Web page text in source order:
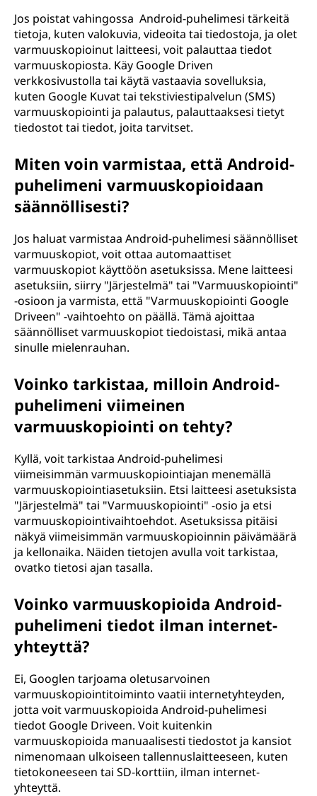
Jos poistat vahingossa Android-puhelimesi tärkeitä
tietoja, kuten valokuvia, videoita tai tiedostoja, ja olet
varmuuskopioinut laitteesi, voit palauttaa tiedot
varmuuskopiosta. Käy Google Driven
verkkosivustolla tai käytä vastaavia sovelluksia,
kuten Google Kuvat tai tekstiviestipalvelun (SMS)
varmuuskopiointi ja palautus, palauttaaksesi tietyt
tiedostot tai tiedot, joita tarvitset.
Miten voin varmistaa, että Android-
puhelimeni varmuuskopioidaan
säännöllisesti?
Jos haluat varmistaa Android-puhelimesi säännölliset
varmuuskopiot, voit ottaa automaattiset
varmuuskopiot käyttöön asetuksissa. Mene laitteesi
asetuksiin, siirry "Järjestelmä" tai "Varmuuskopiointi"
-osioon ja varmista, että "Varmuuskopiointi Google
Driveen" -vaihtoehto on päällä. Tämä ajoittaa
säännölliset varmuuskopiot tiedoistasi, mikä antaa
sinulle mielenrauhan.
Voinko tarkistaa, milloin Android-
puhelimeni viimeinen
varmuuskopiointi on tehty?
Kyllä, voit tarkistaa Android-puhelimesi
viimeisimmän varmuuskopiointiajan menemällä
varmuuskopiointiasetuksiin. Etsi laitteesi asetuksista
"Järjestelmä" tai "Varmuuskopiointi" -osio ja etsi
varmuuskopiointivaihtoehdot. Asetuksissa pitäisi
näkyä viimeisimmän varmuuskopioinnin päivämäärä
ja kellonaika. Näiden tietojen avulla voit tarkistaa,
ovatko tietosi ajan tasalla.
Voinko varmuuskopioida Android-
puhelimeni tiedot ilman internet-
yhteyttä?
Ei, Googlen tarjoama oletusarvoinen
varmuuskopiointitoiminto vaatii internetyhteyden,
jotta voit varmuuskopioida Android-puhelimesi
tiedot Google Driveen. Voit kuitenkin
varmuuskopioida manuaalisesti tiedostot ja kansiot
nimenomaan ulkoiseen tallennuslaitteeseen, kuten
tietokoneeseen tai SD-korttiin, ilman internet-
yhteyttä.